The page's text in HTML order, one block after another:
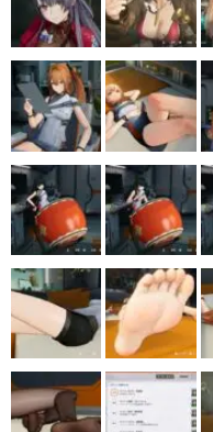
その他
電ファミニコゲーマーとは？
運営：株式会社マレ